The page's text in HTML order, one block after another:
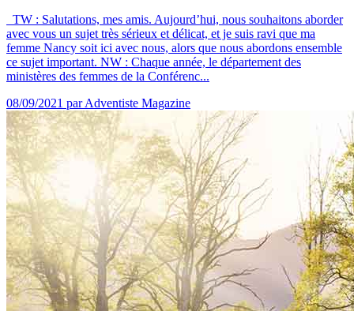
TW : Salutations, mes amis. Aujourd’hui, nous souhaitons aborder
avec vous un sujet très sérieux et délicat, et je suis ravi que ma
femme Nancy soit ici avec nous, alors que nous abordons ensemble
ce sujet important. NW : Chaque année, le département des
ministères des femmes de la Conférenc...
08/09/2021 par Adventiste Magazine